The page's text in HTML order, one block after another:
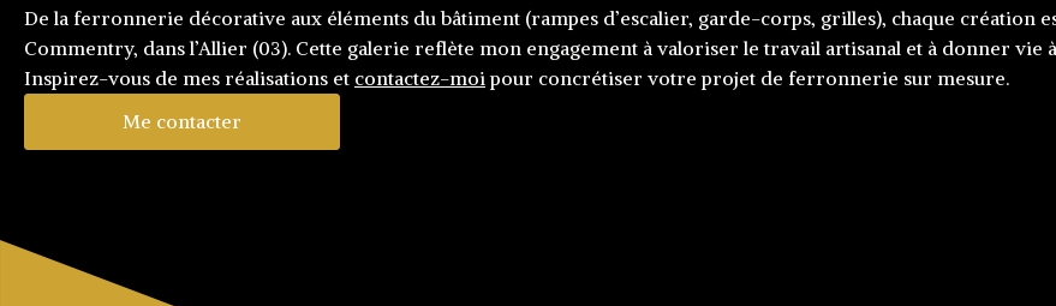
De la ferronnerie décorative aux éléments du bâtiment (rampes d’escalier, garde-corps, grilles), chaque création
Commentry, dans l’Allier (03). Cette galerie reflète mon engagement à valoriser le travail artisanal et à donner vie
Inspirez-vous de mes réalisations et contactez-moi pour concrétiser votre projet de ferronnerie sur mesure.
Me contacter